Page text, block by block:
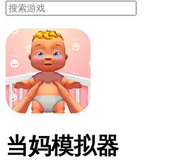
当妈模拟器